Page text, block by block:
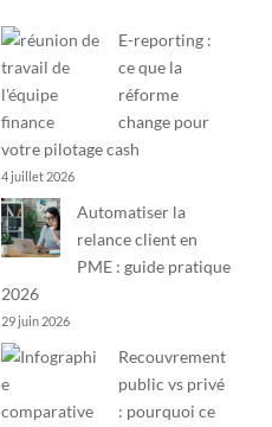
E-reporting :
ce que la
réforme
change pour
votre pilotage cash
4 juillet 2026
Automatiser la
relance client en
PME : guide pratique
2026
29 juin 2026
Recouvrement
public vs privé
: pourquoi ce